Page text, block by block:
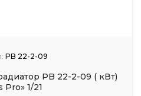
PB 22-2-09
PB 22-2-09 ( кВт)
Pro» 1/21